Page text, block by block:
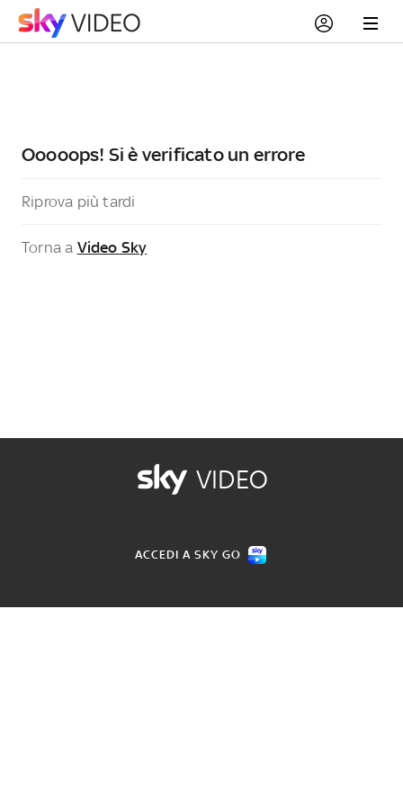
Ooooops! Si è verificato un errore
Riprova più tardi
Torna a Video Sky
VIDEO
ACCEDI A SKY GO